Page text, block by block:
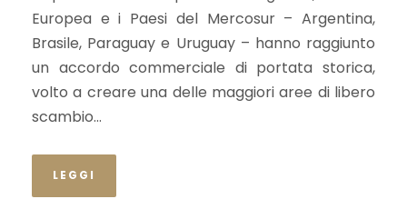
Europea e i Paesi del Mercosur – Argentina,
Brasile, Paraguay e Uruguay – hanno raggiunto
un accordo commerciale di portata storica,
volto a creare una delle maggiori aree di libero
scambio...
LEGGI